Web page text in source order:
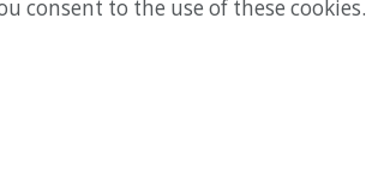
consent to the use of these cookies.